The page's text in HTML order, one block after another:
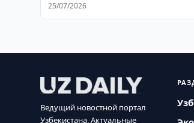
25/07/2026
Ведущий новостной портал
Узбекистана. Актуальные